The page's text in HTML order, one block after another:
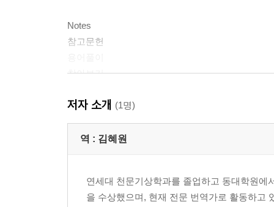
Notes
참고문헌
찾아보기
저자 소개 (1명)
역 : 김혜원
연세대 천문기상학과를 졸업하고 동대학원
을 수상했으며, 현재 전문 번역가로 활동하고